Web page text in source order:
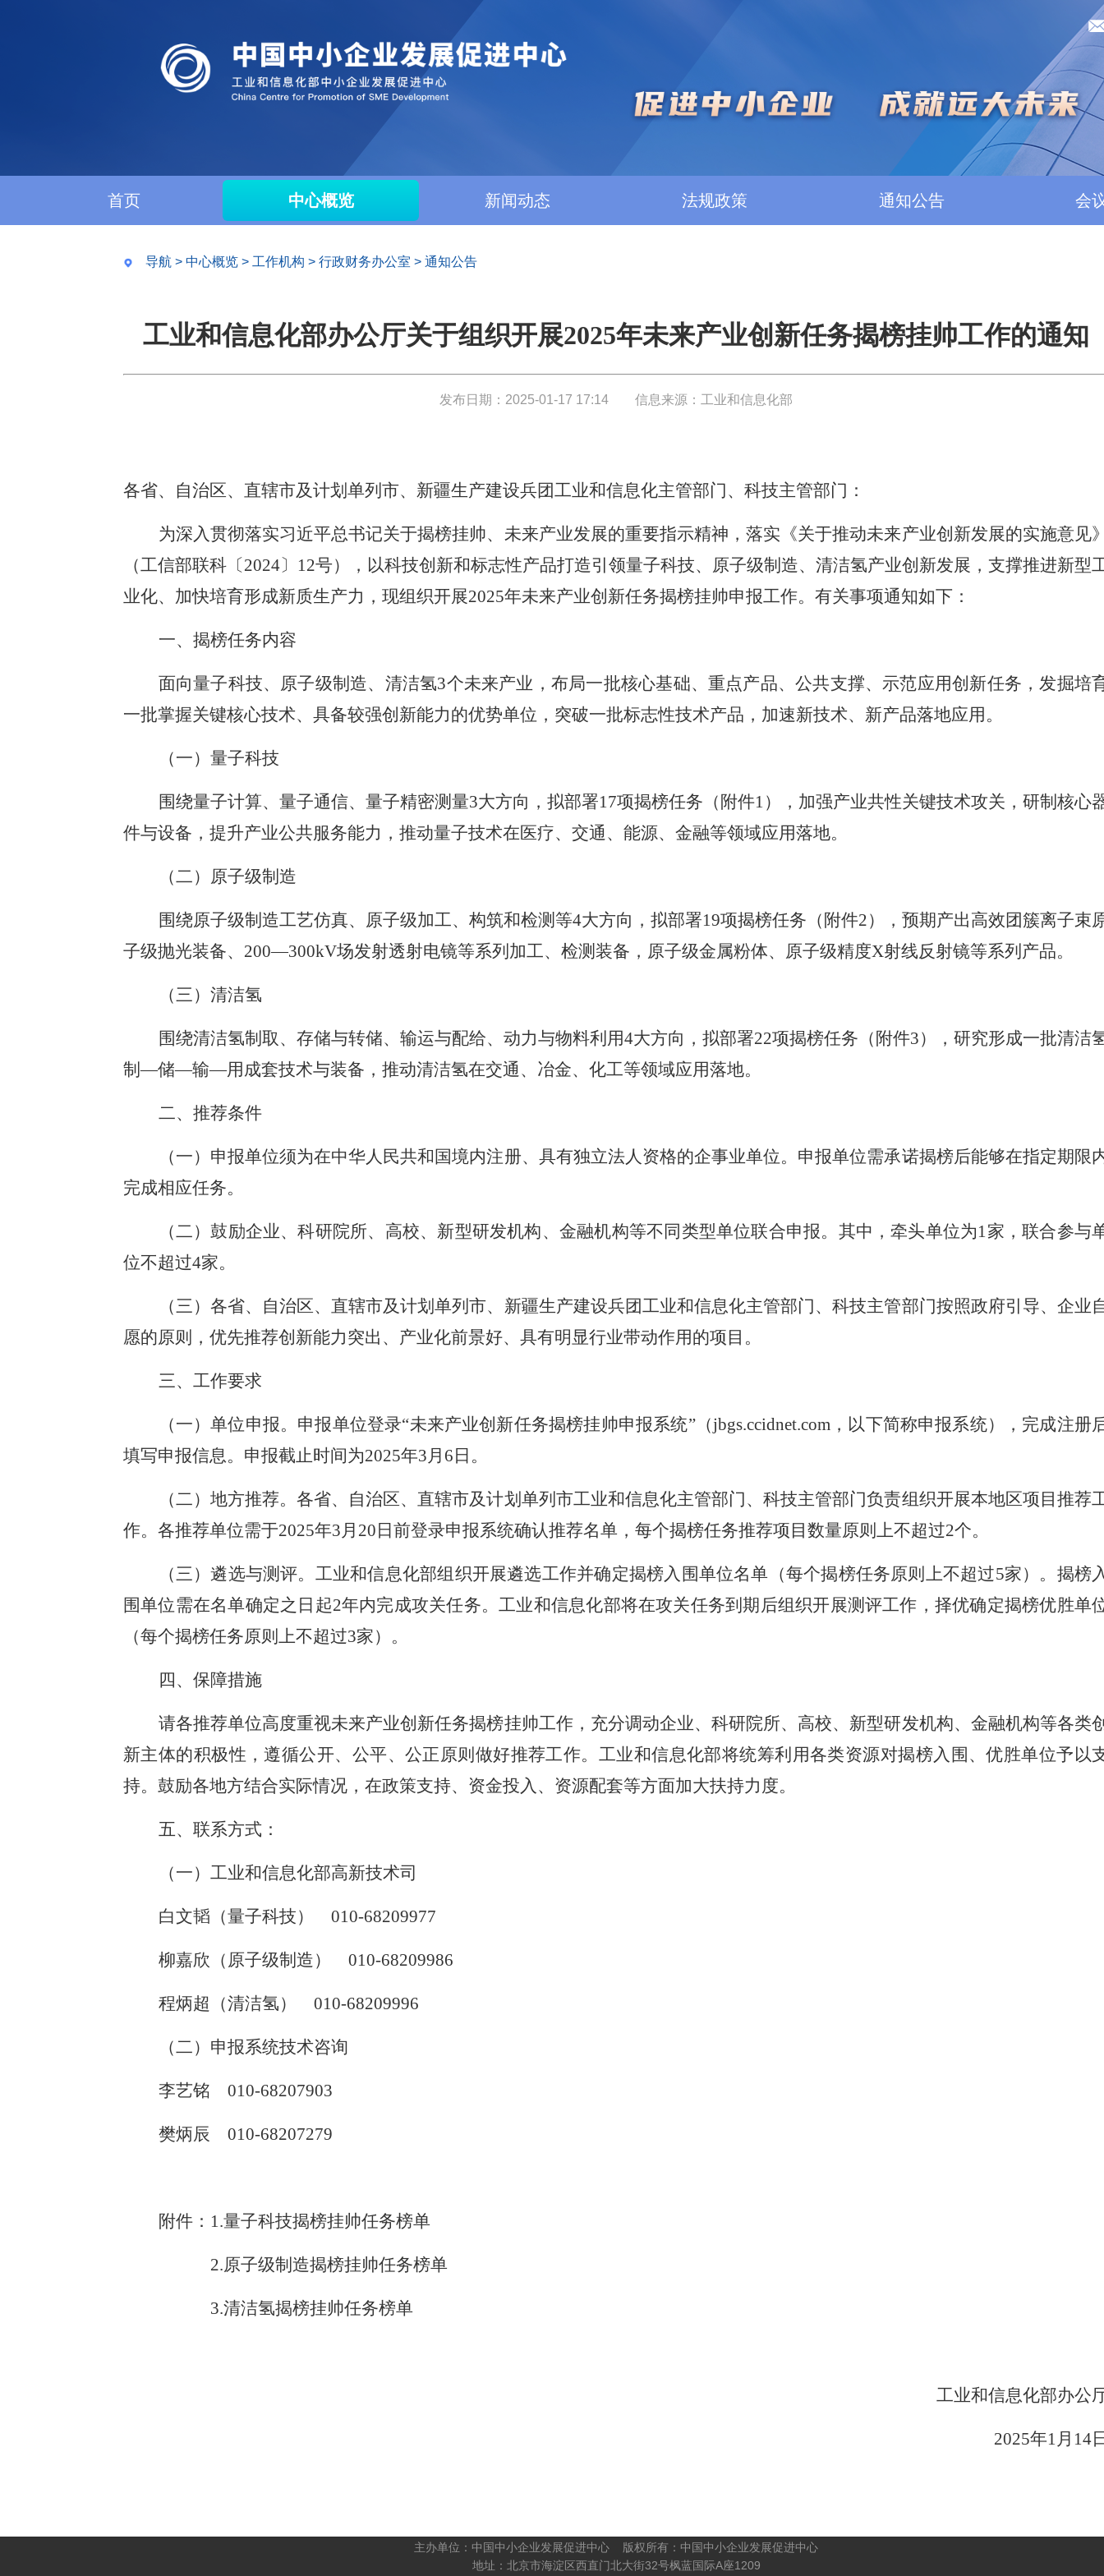
首页 中心概览 新闻动态 法规政策 通知公告 会
导航 > 中心概览 > 工作机构 > 行政财务办公室 > 通知公告
工业和信息化部办公厅关于组织开展2025年未来产业创新任务揭榜挂帅工作的通知
发布日期：2025-01-17 17:14 信息来源：工业和信息化部
各省、自治区、直辖市及计划单列市、新疆生产建设兵团工业和信息化主管部门、科技主管部门：
为深入贯彻落实习近平总书记关于揭榜挂帅、未来产业发展的重要指示精神，落实《关于推动未来产业创新发展的实施意见
（工信部联科〔2024〕12号），以科技创新和标志性产品打造引领量子科技、原子级制造、清洁氢产业创新发展，支撑推进新型
业化、加快培育形成新质生产力，现组织开展2025年未来产业创新任务揭榜挂帅申报工作。有关事项通知如下：
一、揭榜任务内容
面向量子科技、原子级制造、清洁氢3个未来产业，布局一批核心基础、重点产品、公共支撑、示范应用创新任务，发掘培
一批掌握关键核心技术、具备较强创新能力的优势单位，突破一批标志性技术产品，加速新技术、新产品落地应用。
（一）量子科技
围绕量子计算、量子通信、量子精密测量3大方向，拟部署17项揭榜任务（附件1），加强产业共性关键技术攻关，研制核心
件与设备，提升产业公共服务能力，推动量子技术在医疗、交通、能源、金融等领域应用落地。
（二）原子级制造
围绕原子级制造工艺仿真、原子级加工、构筑和检测等4大方向，拟部署19项揭榜任务（附件2），预期产出高效团簇离子束
子级抛光装备、200—300kV场发射透射电镜等系列加工、检测装备，原子级金属粉体、原子级精度X射线反射镜等系列产品。
（三）清洁氢
围绕清洁氢制取、存储与转储、输运与配给、动力与物料利用4大方向，拟部署22项揭榜任务（附件3），研究形成一批清洁
制—储—输—用成套技术与装备，推动清洁氢在交通、冶金、化工等领域应用落地。
二、推荐条件
（一）申报单位须为在中华人民共和国境内注册、具有独立法人资格的企事业单位。申报单位需承诺揭榜后能够在指定期限
完成相应任务。
（二）鼓励企业、科研院所、高校、新型研发机构、金融机构等不同类型单位联合申报。其中，牵头单位为1家，联合参与
位不超过4家。
（三）各省、自治区、直辖市及计划单列市、新疆生产建设兵团工业和信息化主管部门、科技主管部门按照政府引导、企业
愿的原则，优先推荐创新能力突出、产业化前景好、具有明显行业带动作用的项目。
三、工作要求
（一）单位申报。申报单位登录“未来产业创新任务揭榜挂帅申报系统”（jbgs.ccidnet.com，以下简称申报系统），完成注册
填写申报信息。申报截止时间为2025年3月6日。
（二）地方推荐。各省、自治区、直辖市及计划单列市工业和信息化主管部门、科技主管部门负责组织开展本地区项目推荐
作。各推荐单位需于2025年3月20日前登录申报系统确认推荐名单，每个揭榜任务推荐项目数量原则上不超过2个。
（三）遴选与测评。工业和信息化部组织开展遴选工作并确定揭榜入围单位名单（每个揭榜任务原则上不超过5家）。揭榜
围单位需在名单确定之日起2年内完成攻关任务。工业和信息化部将在攻关任务到期后组织开展测评工作，择优确定揭榜优胜单
（每个揭榜任务原则上不超过3家）。
四、保障措施
请各推荐单位高度重视未来产业创新任务揭榜挂帅工作，充分调动企业、科研院所、高校、新型研发机构、金融机构等各类
新主体的积极性，遵循公开、公平、公正原则做好推荐工作。工业和信息化部将统筹利用各类资源对揭榜入围、优胜单位予以
持。鼓励各地方结合实际情况，在政策支持、资金投入、资源配套等方面加大扶持力度。
五、联系方式：
（一）工业和信息化部高新技术司
白文韬（量子科技） 010-68209977
柳嘉欣（原子级制造） 010-68209986
程炳超（清洁氢） 010-68209996
（二）申报系统技术咨询
李艺铭 010-68207903
樊炳辰 010-68207279
附件：1.量子科技揭榜挂帅任务榜单
2.原子级制造揭榜挂帅任务榜单
3.清洁氢揭榜挂帅任务榜单
工业和信息化部办公
2025年1月14
主办单位：中国中小企业发展促进中心 版权所有：中国中小企业发展促进中心
地址：北京市海淀区西直门北大街32号枫蓝国际A座1209